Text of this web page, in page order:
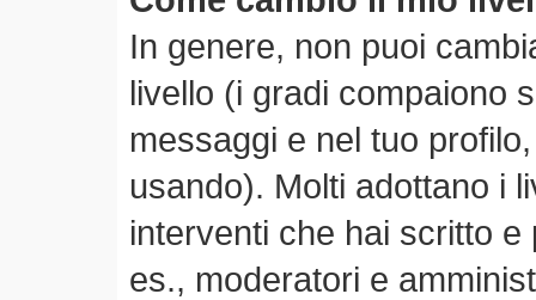
In genere, non puoi
livello (i gradi compaiono
messaggi e nel tuo
usando). Molti adottano i
interventi che hai scritto
es., moderatori e